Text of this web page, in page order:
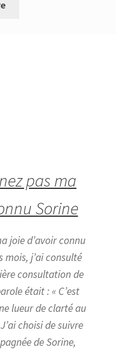
pas ma
Sorine
joie d’avoir connu
mois, j’ai consulté
consultation de
était : « C’est
lueur de clarté au
choisi de suivre
de Sorine,